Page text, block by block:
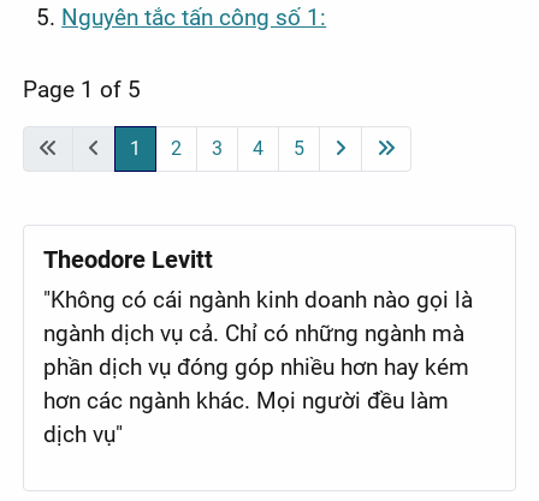
Nguyên tắc tấn công số 1:
Page 1 of 5
1 2 3 4 5
Theodore Levitt
"Không có cái ngành kinh doanh nào gọi là
ngành dịch vụ cả. Chỉ có những ngành mà
phần dịch vụ đóng góp nhiều hơn hay kém
hơn các ngành khác. Mọi người đều làm
dịch vụ"